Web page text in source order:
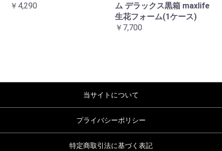
￥4,290
ム デラックス黒箱 maxlife
生花フォーム(1ケース)
￥7,700
当サイトについて
プライバシーポリシー
特定商取引法に基づく表記